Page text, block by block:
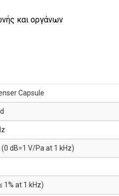
και οργάνων
Capsule
(0 dB=1 V/Pa at 1 kHz)
1% at 1 kHz)